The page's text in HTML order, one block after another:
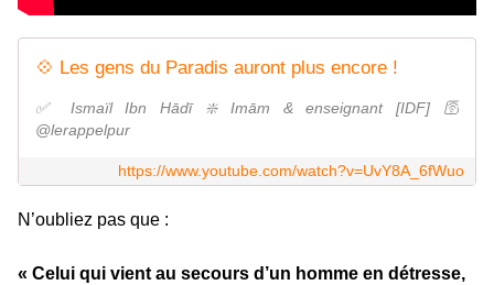
💠 Les gens du Paradis auront plus encore !
✅ Ismaïl Ibn Hādī ❇️ Imām & enseignant [IDF] 🛜
@lerappelpur
https://www.youtube.com/watch?v=UvY8A_6fWuo
N’oubliez pas que :
« Celui qui vient au secours d’un homme en détresse,